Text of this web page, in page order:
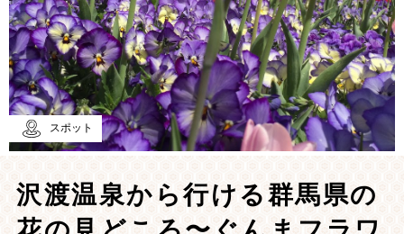
中之条町その他のエリア
スポット
沢渡温泉から行ける群馬県の